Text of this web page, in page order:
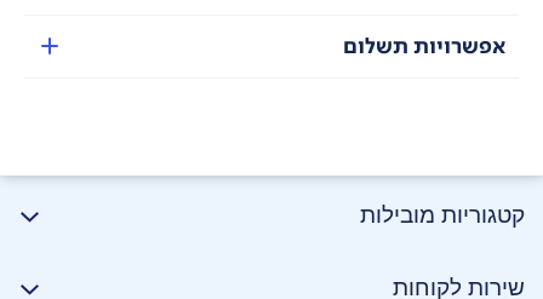
אפשרויות תשלום
קטגוריות מובילות
שירות לקוחות